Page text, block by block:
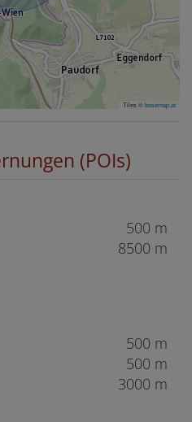
Tiles ©basemap.at
(POIs)
500 m
8500 m
500 m
500 m
3000 m